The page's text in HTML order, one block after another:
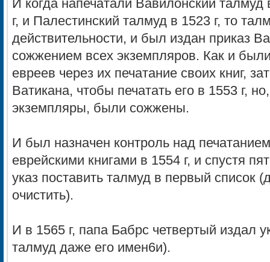
И когда напечатали Вавилонский
г, и Палестинский талмуд в 1523 г, то
действительности, и был издан приказ
сожжением всех экземпляров. Как и
евреев через их печатание своих книг,
Ватикана, чтобы печатать его в 1553 г,
экземпляры, были сожжены.
И был назначен контроль над
еврейскими книгами в 1554 г, и спустя
указ поставить талмуд в первый список
очистить).
И в 1565 г, папа Бабрс четвертый издал
талмуд даже его имен6и).